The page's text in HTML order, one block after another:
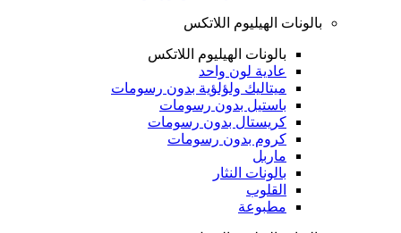
بالونات الهيليوم اللاتكس
بالونات الهيليوم اللاتكس
عادية لون واحد
ميتاليك ولؤلؤية بدون رسومات
باستيل بدون رسومات
كريستال بدون رسومات
كروم بدون رسومات
ماربل
بالونات النثار
القلوب
مطبوعة